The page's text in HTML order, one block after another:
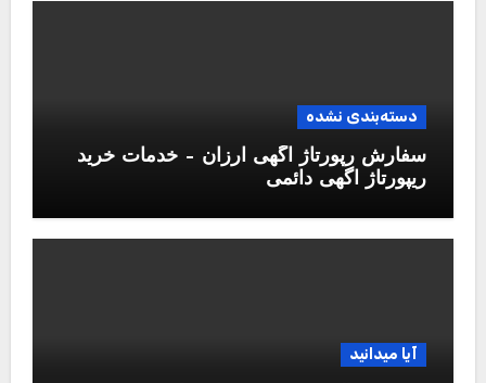
دسته‌بندی نشده
سفارش رپورتاژ آگهی ارزان – خدمات خرید
ریپورتاژ اگهی دائمی
آیا میدانید